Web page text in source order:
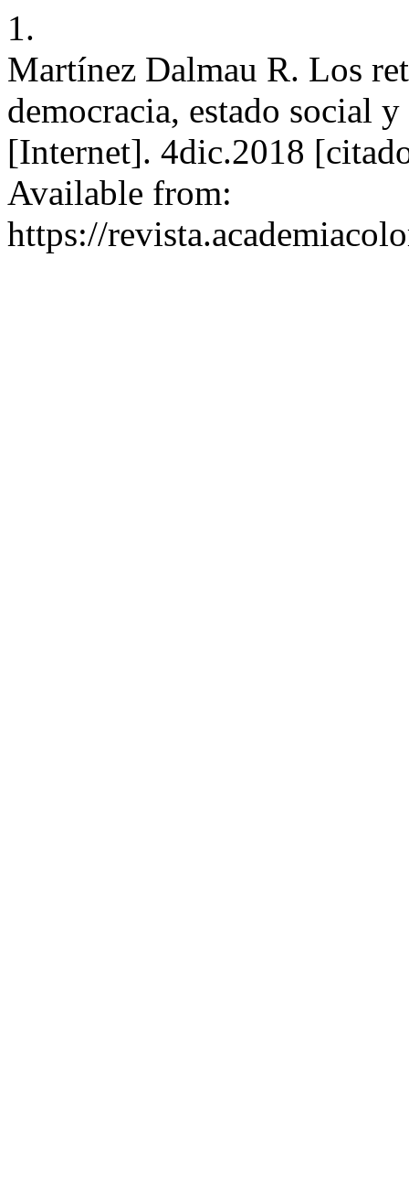
1.
Martínez Dalmau R. Los
democracia, estado social
[Internet]. 4dic.2018
Available from:
https://